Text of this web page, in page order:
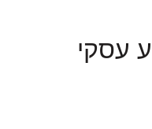
עסקי